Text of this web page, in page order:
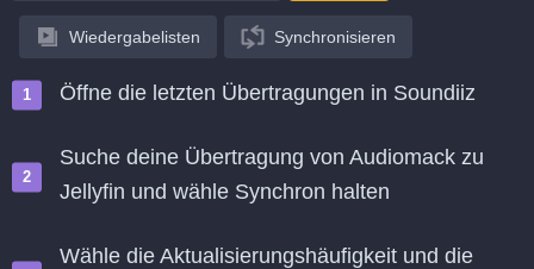
Wiedergabelisten Synchronisieren
Öffne die letzten Übertragungen in Soundiiz
Suche deine Übertragung von Audiomack zu
Jellyfin und wähle Synchron halten
Wähle die Aktualisierungshäufigkeit und die